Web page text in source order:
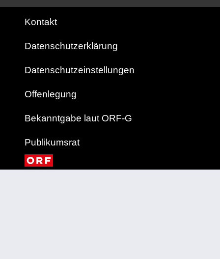
Kontakt
Datenschutzerklärung
Datenschutzeinstellungen
Offenlegung
Bekanntgabe laut ORF-G
Publikumsrat